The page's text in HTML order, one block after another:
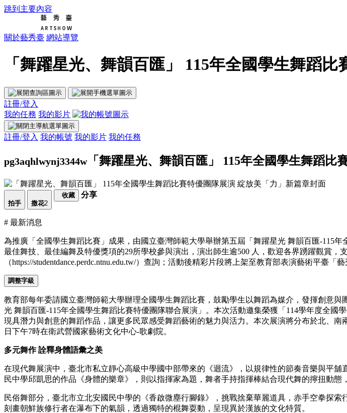
跳到主要內容
關於藝秀臺 網站導覽
「舞躍星光、舞韻百匯」 115年全國學生舞蹈
註冊/登入
我的任務 我的影片
註冊/登入 我的帳號 我的影片 我的任務
pg3aqhlwynj3344w「舞躍星光、舞韻百匯」 115年全國學生舞蹈比
拍手 撒花2
收藏 分享
# 最新消息
為推廣「全國學生舞蹈比賽」成果，由國立臺灣師範大學舉辦第五屆「舞躍星光 舞韻百匯-115
最佳舞技、最佳編舞及特優獎項的29所學校參與演出，演出師生逾500 人，歡迎各界踴躍觀賞，
（https://studentdance.perdc.ntnu.edu.tw/）查詢；活動後精彩片段將上架至教育部表演藝術平臺「藝
調整字級
教育部每年委請國立臺灣師範大學辦理全國學生舞蹈比賽，鼓勵學生以舞蹈為媒介，發揮創意
光 舞韻百匯-115年全國學生舞蹈比賽特優團隊聯合展演」。本次活動邀集榮獲「114學年度全
現具潛力與創意的舞蹈作品，讓更多民眾感受舞蹈藝術的魅力與活力。本次展演將分布於北、
日下午7時在衛武營國家藝術文化中心-歌劇院。
多元舞作 詮釋身體語彙之美
在現代舞展演中，臺北市私立靜心高級中學國中部帶來的《迴流》，以規律性的節奏音樂與平
民中學邱凱思的作品《身體的樂章》，則以指揮家為題，舞者手持指揮棒結合現代舞的擰扭動態
民俗舞部分，臺北市立北安國民中學的《香啟微塵行腳錄》，挑戰捨棄華麗道具，赤手空拳探
刻畫朝鮮族修行者在瀑布下的氣韻，透過獨特的棍舞耍動，呈現異於漢族的文化特質。